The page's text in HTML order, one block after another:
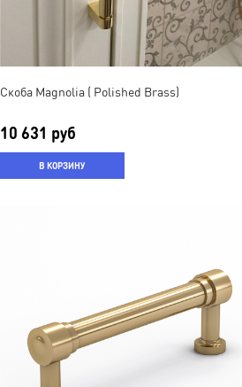
Скоба Magnolia ( Polished Brass)
10 631 руб
В КОРЗИНУ